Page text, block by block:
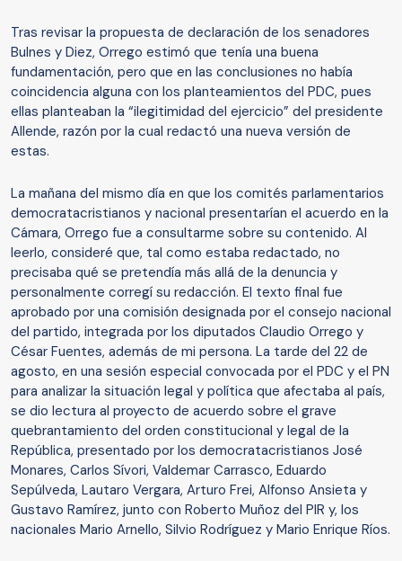
Tras revisar la propuesta de declaración de los senadores
Bulnes y Diez, Orrego estimó que tenía una buena
fundamentación, pero que en las conclusiones no había
coincidencia alguna con los planteamientos del PDC, pues
ellas planteaban la “ilegitimidad del ejercicio” del presidente
Allende, razón por la cual redactó una nueva versión de
estas.
La mañana del mismo día en que los comités parlamentarios
democratacristianos y nacional presentarían el acuerdo en la
Cámara, Orrego fue a consultarme sobre su contenido. Al
leerlo, consideré que, tal como estaba redactado, no
precisaba qué se pretendía más allá de la denuncia y
personalmente corregí su redacción. El texto final fue
aprobado por una comisión designada por el consejo nacional
del partido, integrada por los diputados Claudio Orrego y
César Fuentes, además de mi persona. La tarde del 22 de
agosto, en una sesión especial convocada por el PDC y el PN
para analizar la situación legal y política que afectaba al país,
se dio lectura al proyecto de acuerdo sobre el grave
quebrantamiento del orden constitucional y legal de la
República, presentado por los democratacristianos José
Monares, Carlos Sívori, Valdemar Carrasco, Eduardo
Sepúlveda, Lautaro Vergara, Arturo Frei, Alfonso Ansieta y
Gustavo Ramírez, junto con Roberto Muñoz del PIR y, los
nacionales Mario Arnello, Silvio Rodríguez y Mario Enrique Ríos.